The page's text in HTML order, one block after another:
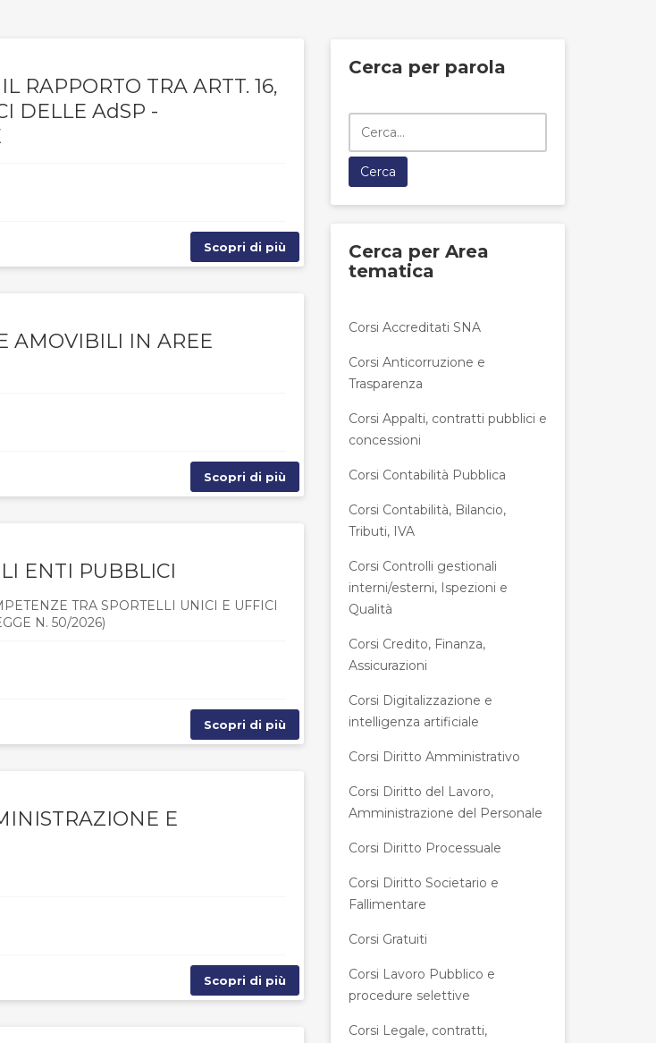
RAPPORTO TRA ARTT. 16,
DELLE AdSP -
Scopri di più
AMOVIBILI IN AREE
Scopri di più
ENTI PUBBLICI
TRA SPORTELLI UNICI E UFFICI
N. 50/2026)
Scopri di più
E
Scopri di più
Cerca per parola
Cerca per Area
tematica
Corsi Accreditati SNA
Corsi Anticorruzione e
Trasparenza
Corsi Appalti, contratti pubblici e
concessioni
Corsi Contabilità Pubblica
Corsi Contabilità, Bilancio,
Tributi, IVA
Corsi Controlli gestionali
interni/esterni, Ispezioni e
Qualità
Corsi Credito, Finanza,
Assicurazioni
Corsi Digitalizzazione e
intelligenza artificiale
Corsi Diritto Amministrativo
Corsi Diritto del Lavoro,
Amministrazione del Personale
Corsi Diritto Processuale
Corsi Diritto Societario e
Fallimentare
Corsi Gratuiti
Corsi Lavoro Pubblico e
procedure selettive
Corsi Legale, contratti,